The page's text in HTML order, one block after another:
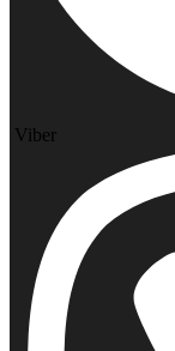
Viber